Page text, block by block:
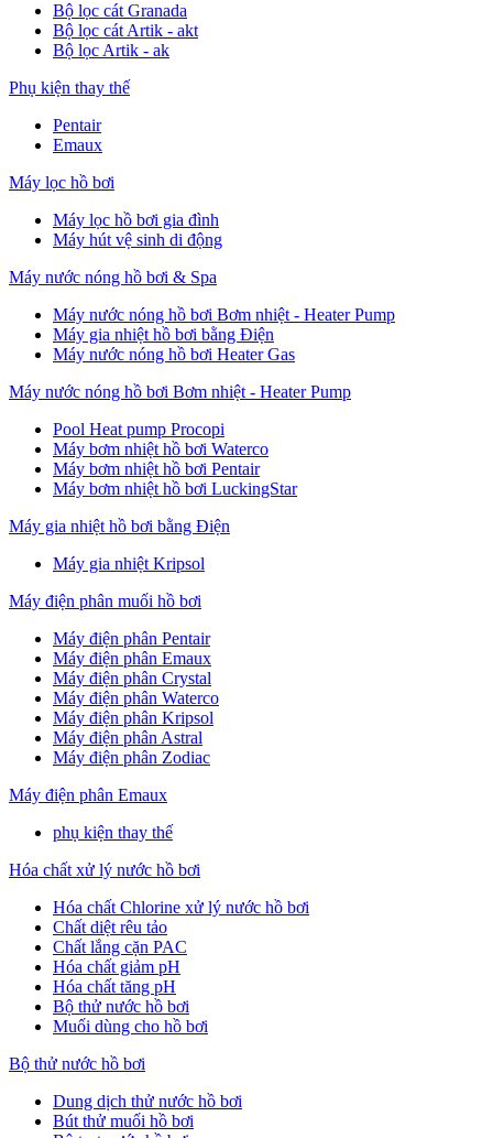
Bộ lọc cát Granada
Bộ lọc cát Artik - akt
Bộ lọc Artik - ak
Phụ kiện thay thế
Pentair
Emaux
Máy lọc hồ bơi
Máy lọc hồ bơi gia đình
Máy hút vệ sinh di động
Máy nước nóng hồ bơi & Spa
Máy nước nóng hồ bơi Bơm nhiệt - Heater Pump
Máy gia nhiệt hồ bơi bằng Điện
Máy nước nóng hồ bơi Heater Gas
Máy nước nóng hồ bơi Bơm nhiệt - Heater Pump
Pool Heat pump Procopi
Máy bơm nhiệt hồ bơi Waterco
Máy bơm nhiệt hồ bơi Pentair
Máy bơm nhiệt hồ bơi LuckingStar
Máy gia nhiệt hồ bơi bằng Điện
Máy gia nhiệt Kripsol
Máy điện phân muối hồ bơi
Máy điện phân Pentair
Máy điện phân Emaux
Máy điện phân Crystal
Máy điện phân Waterco
Máy điện phân Kripsol
Máy điện phân Astral
Máy điện phân Zodiac
Máy điện phân Emaux
phụ kiện thay thế
Hóa chất xử lý nước hồ bơi
Hóa chất Chlorine xử lý nước hồ bơi
Chất diệt rêu tảo
Chất lắng cặn PAC
Hóa chất giảm pH
Hóa chất tăng pH
Bộ thử nước hồ bơi
Muối dùng cho hồ bơi
Bộ thử nước hồ bơi
Dung dịch thử nước hồ bơi
Bút thử muối hồ bơi